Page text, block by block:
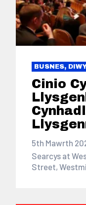
BUSNES,
Cinio
5th Mawrth
Searcys at
Street,